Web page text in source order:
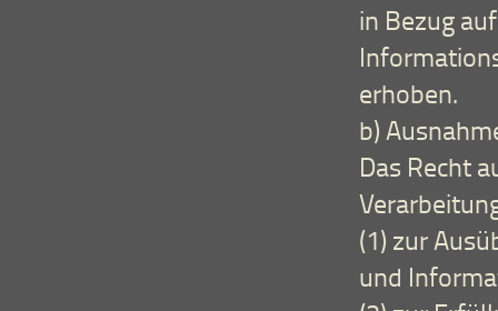
in Bezug
erhoben.
b)
Das Recht
(1) zur
und